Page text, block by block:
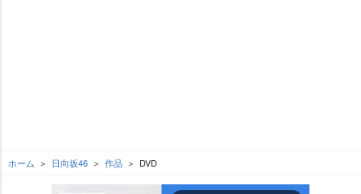
ホーム 日向坂46 作品 DVD